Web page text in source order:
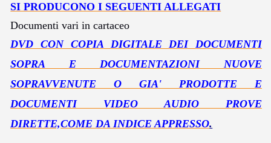
SI PRODUCONO I SEGUENTI ALLEGATI
Documenti vari in cartaceo
DVD CON COPIA DIGITALE DEI DOCUMENTI
SOPRA E DOCUMENTAZIONI NUOVE
SOPRAVVENUTE O GIA' PRODOTTE E
DOCUMENTI VIDEO AUDIO PROVE
DIRETTE,COME DA INDICE APPRESSO.